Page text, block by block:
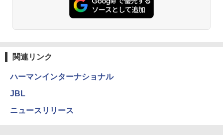
関連リンク
ハーマンインターナショナル
JBL
ニュースリリース